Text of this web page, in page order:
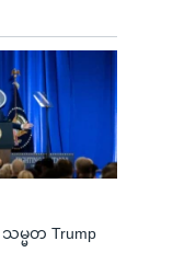
သမ္မတ Trump